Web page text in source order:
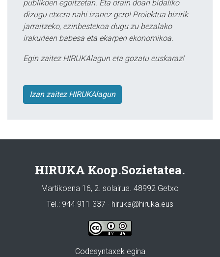
publikoen egoitzetan. Eta orain doan bidaliko
dizugu etxera nahi izanez gero! Proiektua bizirik
jarraitzeko, ezinbestekoa dugu zu bezalako
irakurleen babesa eta ekarpen ekonomikoa.
Egin zaitez HIRUKAlagun eta gozatu euskaraz!
Izan zaitez HIRUKAlagun
HIRUKA Koop.Sozietatea.
Martikoena 16, 2. solairua. 48992 Getxo
Tel.: 944 911 337 · hiruka@hiruka.eus
Codesyntaxek egina